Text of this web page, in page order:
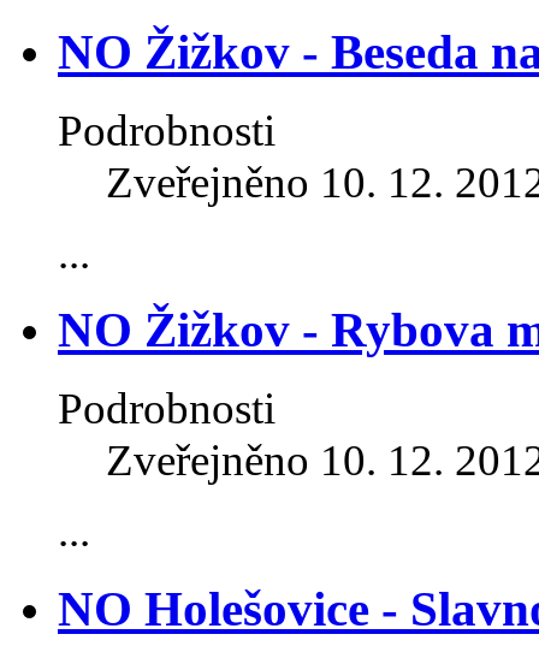
NO Žižkov - Beseda
Podrobnosti
Zveřejněno 10. 12.
...
NO Žižkov - Rybova
Podrobnosti
Zveřejněno 10. 12.
...
NO Holešovice -